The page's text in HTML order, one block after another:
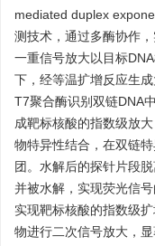
mediated duplex
测技术，通过多酶协作
一重信号放大以目标
下，经等温扩增反应生
T7聚合酶识别双链DNA
成靶标核酸的指数级放
物特异性结合，在双链
团。水解后的探针片段
并被水解，实现荧光信
实现靶标核酸的指数级
物进行二次信号放大，